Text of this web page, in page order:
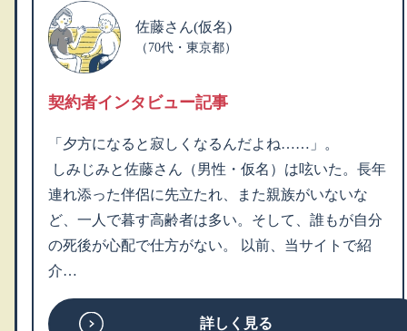
佐藤さん(仮名)
（70代・東京都）
契約者インタビュー記事
「夕方になると寂しくなるんだよね……」。
しみじみと佐藤さん（男性・仮名）は呟いた。長年
連れ添った伴侶に先立たれ、また親族がいないな
ど、一人で暮す高齢者は多い。そして、誰もが自分
の死後が心配で仕方がない。 以前、当サイトで紹
介…
詳しく見る